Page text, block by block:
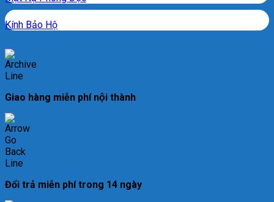
Kính Bảo Hộ
Giao hàng miễn phí nội thành
Đổi trả miễn phí trong 14 ngày